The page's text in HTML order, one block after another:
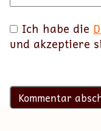
Ich habe die
und akzeptiere